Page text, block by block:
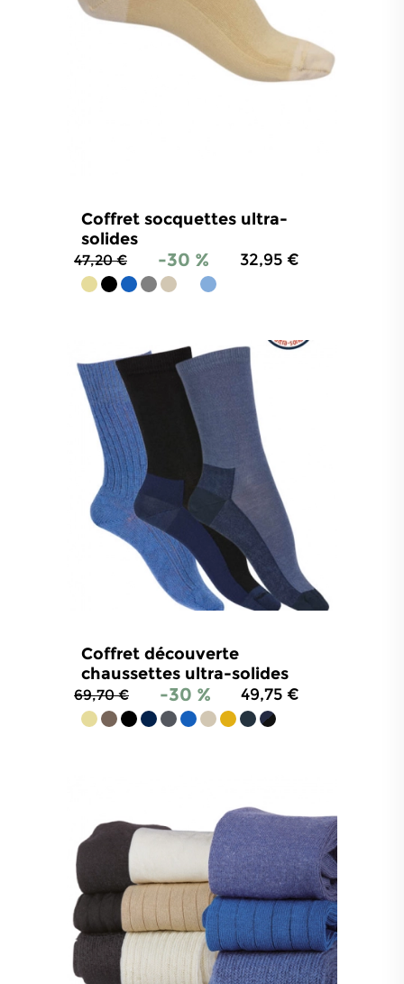
4.8/
Coffret socquettes ultra-
solides
47,20 € -30 % 32,95 €
4.8/5- 3 271avis
Coffret découverte
chaussettes ultra-solides
69,70 € -30 % 49,75 €